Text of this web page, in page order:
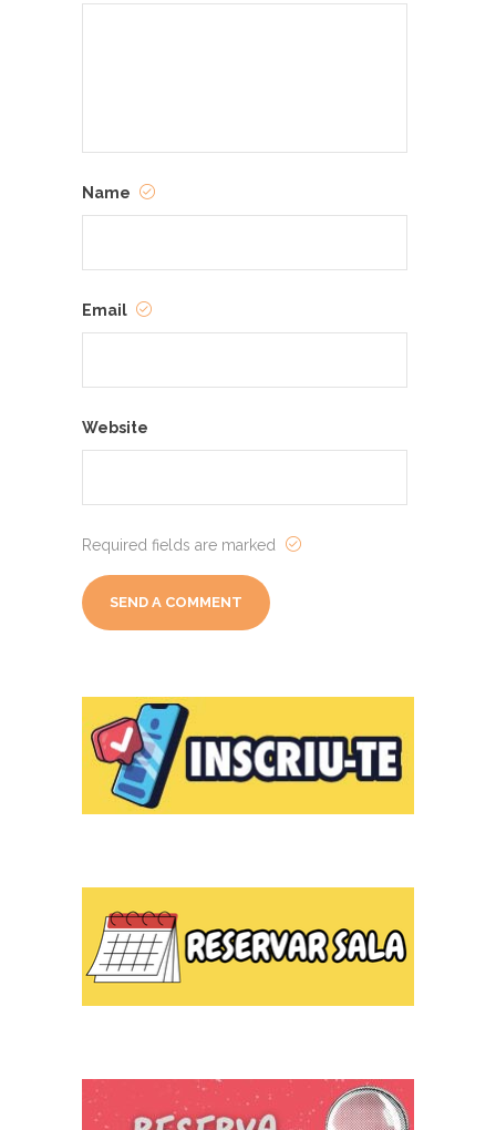
Name
Email
Website
Required fields are marked